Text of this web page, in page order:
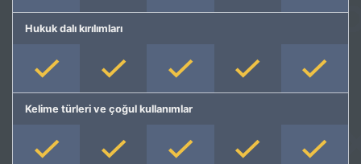
Hukuk dalı kırılımları
Kelime türleri ve çoğul kullanımlar